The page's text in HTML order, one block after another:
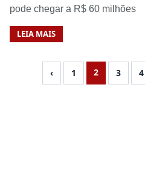
pode chegar a R$ 60 milhões
LEIA MAIS
‹ 1 2 3 4